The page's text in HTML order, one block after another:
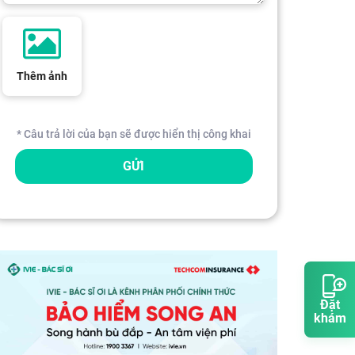
Đặt
khám
Thêm ảnh
* Câu trả lời của bạn sẽ được hiển thị công khai
GỬI